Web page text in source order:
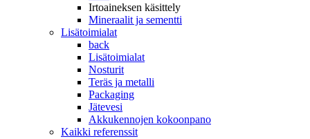
Irtoaineksen käsittely
Mineraalit ja sementti
Lisätoimialat
back
Lisätoimialat
Nosturit
Teräs ja metalli
Packaging
Jätevesi
Akkukennojen kokoonpano
Kaikki referenssit